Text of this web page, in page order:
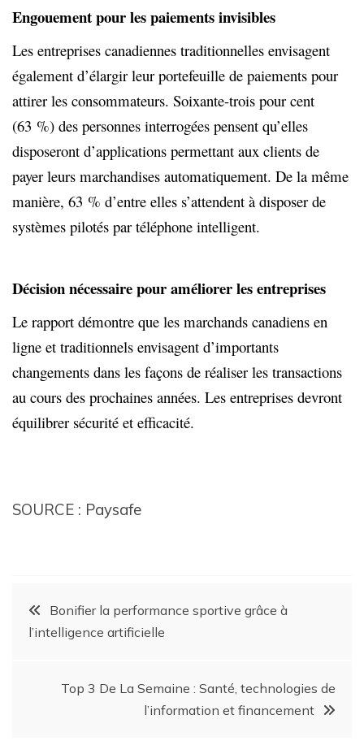
Engouement pour les paiements invisibles
Les entreprises canadiennes traditionnelles envisagent
également d’élargir leur portefeuille de paiements pour
attirer les consommateurs. Soixante-trois pour cent
(63 %) des personnes interrogées pensent qu’elles
disposeront d’applications permettant aux clients de
payer leurs marchandises automatiquement. De la même
manière, 63 % d’entre elles s’attendent à disposer de
systèmes pilotés par téléphone intelligent.
Décision nécessaire pour améliorer les entreprises
Le rapport démontre que les marchands canadiens en
ligne et traditionnels envisagent d’importants
changements dans les façons de réaliser les transactions
au cours des prochaines années. Les entreprises devront
équilibrer sécurité et efficacité.
SOURCE : Paysafe
Bonifier la performance sportive grâce à
l’intelligence artificielle
Top 3 De La Semaine : Santé, technologies de
l’information et financement